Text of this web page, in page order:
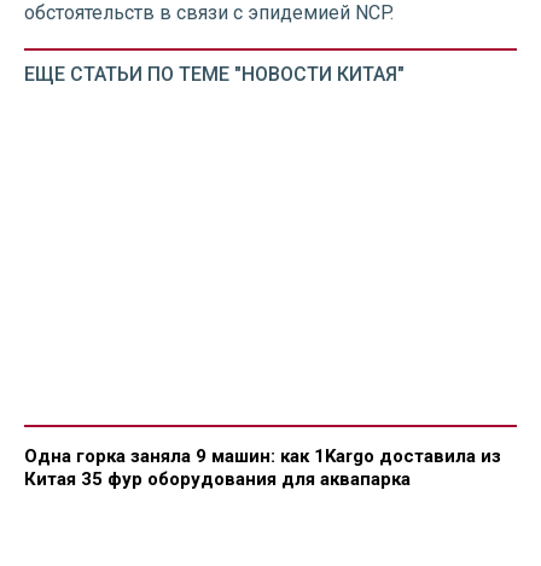
обстоятельств в связи с эпидемией NCP.
ЕЩЕ СТАТЬИ ПО ТЕМЕ "НОВОСТИ КИТАЯ"
Одна горка заняла 9 машин: как 1Kargo доставила из
Китая 35 фур оборудования для аквапарка